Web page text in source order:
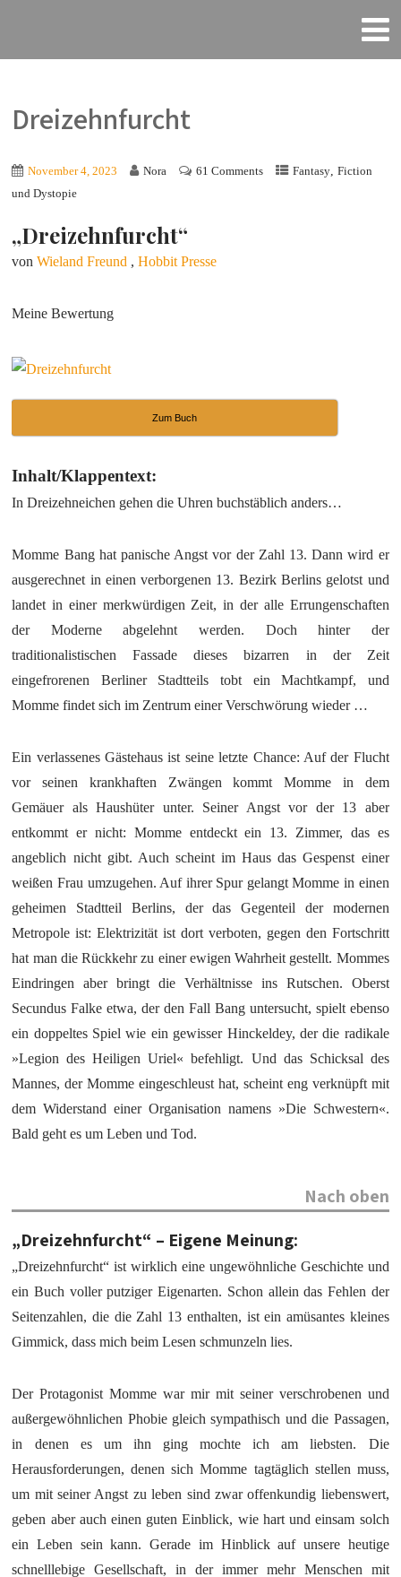
Dreizehnfurcht
November 4, 2023 Nora 61 Comments Fantasy ,Fiction
und Dystopie
„Dreizehnfurcht“
vonWieland Freund ,Hobbit Presse
Meine Bewertung
Zum Buch
Inhalt/Klappentext:
In Dreizehneichen gehen die Uhren buchstäblich anders…
Momme Bang hat panische Angst vor der Zahl 13. Dann wird er
ausgerechnet in einen verborgenen 13. Bezirk Berlins gelotst und
landet in einer merkwürdigen Zeit, in der alle Errungenschaften
der Moderne abgelehnt werden. Doch hinter der
traditionalistischen Fassade dieses bizarren in der Zeit
eingefrorenen Berliner Stadtteils tobt ein Machtkampf, und
Momme findet sich im Zentrum einer Verschwörung wieder …
Ein verlassenes Gästehaus ist seine letzte Chance: Auf der Flucht
vor seinen krankhaften Zwängen kommt Momme in dem
Gemäuer als Haushüter unter. Seiner Angst vor der 13 aber
entkommt er nicht: Momme entdeckt ein 13. Zimmer, das es
angeblich nicht gibt. Auch scheint im Haus das Gespenst einer
weißen Frau umzugehen. Auf ihrer Spur gelangt Momme in einen
geheimen Stadtteil Berlins, der das Gegenteil der modernen
Metropole ist: Elektrizität ist dort verboten, gegen den Fortschritt
hat man die Rückkehr zu einer ewigen Wahrheit gestellt. Mommes
Eindringen aber bringt die Verhältnisse ins Rutschen. Oberst
Secundus Falke etwa, der den Fall Bang untersucht, spielt ebenso
ein doppeltes Spiel wie ein gewisser Hinckeldey, der die radikale
»Legion des Heiligen Uriel« befehligt. Und das Schicksal des
Mannes, der Momme eingeschleust hat, scheint eng verknüpft mit
dem Widerstand einer Organisation namens »Die Schwestern«.
Bald geht es um Leben und Tod.
Nach oben
„Dreizehnfurcht“ – Eigene Meinung:
„Dreizehnfurcht“ ist wirklich eine ungewöhnliche Geschichte und
ein Buch voller putziger Eigenarten. Schon allein das Fehlen der
Seitenzahlen, die die Zahl 13 enthalten, ist ein amüsantes kleines
Gimmick, dass mich beim Lesen schmunzeln lies.
Der Protagonist Momme war mir mit seiner verschrobenen und
außergewöhnlichen Phobie gleich sympathisch und die Passagen,
in denen es um ihn ging mochte ich am liebsten. Die
Herausforderungen, denen sich Momme tagtäglich stellen muss,
um mit seiner Angst zu leben sind zwar offenkundig liebenswert,
geben aber auch einen guten Einblick, wie hart und einsam solch
ein Leben sein kann. Gerade im Hinblick auf unsere heutige
schnelllebige Gesellschaft, in der immer mehr Menschen mit